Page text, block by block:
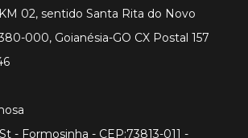
02, sentido Santa Rita do Novo
000, Goianésia-GO CX Postal 157
- Formosinha - CEP:73813-011 -